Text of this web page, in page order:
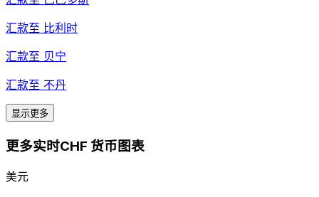
汇款至 比利时
汇款至 贝宁
汇款至 不丹
显示更多
更多实时CHF 货币图表
美元